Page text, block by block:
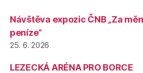
Návštěva expozic ČNB „Za
peníze“
25. 6. 2026
LEZECKÁ ARÉNA PRO BORCE